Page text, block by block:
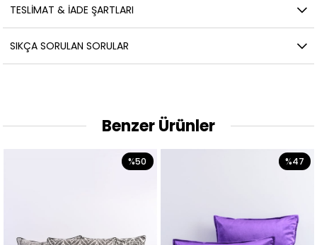
TESLIMAT & İADE ŞARTLARI
SIKÇA SORULAN SORULAR
Benzer Ürünler
%50 %47